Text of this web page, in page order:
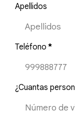
Apellidos
Teléfono *
¿Cuantas